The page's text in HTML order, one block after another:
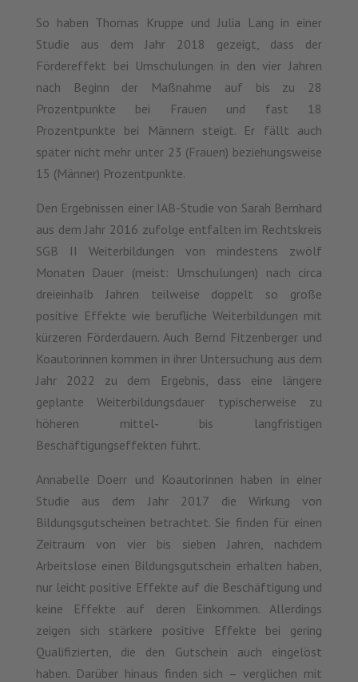
So haben Thomas Kruppe und Julia Lang in einer
Studie aus dem Jahr 2018 gezeigt, dass der
Fördereffekt bei Umschulungen in den vier Jahren
nach Beginn der Maßnahme auf bis zu 28
Prozentpunkte bei Frauen und fast 18
Prozentpunkte bei Männern steigt. Er fällt auch
später nicht mehr unter 23 (Frauen) beziehungsweise
15 (Männer) Prozentpunkte.
Den Ergebnissen einer IAB-Studie von Sarah Bernhard
aus dem Jahr 2016 zufolge entfalten im Rechtskreis
SGB II Weiterbildungen von mindestens zwölf
Monaten Dauer (meist: Umschulungen) nach circa
dreieinhalb Jahren teilweise doppelt so große
positive Effekte wie berufliche Weiterbildungen mit
kürzeren Förderdauern. Auch Bernd Fitzenberger und
Koautorinnen kommen in ihrer Untersuchung aus dem
Jahr 2022 zu dem Ergebnis, dass eine längere
geplante Weiterbildungsdauer typischerweise zu
höheren mittel- bis langfristigen
Beschäftigungseffekten führt.
Annabelle Doerr und Koautorinnen haben in einer
Studie aus dem Jahr 2017 die Wirkung von
Bildungsgutscheinen betrachtet. Sie finden für einen
Zeitraum von vier bis sieben Jahren, nachdem
Arbeitslose einen Bildungsgutschein erhalten haben,
nur leicht positive Effekte auf die Beschäftigung und
keine Effekte auf deren Einkommen. Allerdings
zeigen sich stärkere positive Effekte bei gering
Qualifizierten, die den Gutschein auch eingelöst
haben. Darüber hinaus finden sich – verglichen mit